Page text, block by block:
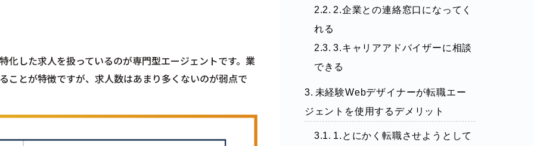
化した求人を扱っているのが専門型エージェントです。業
ことが特徴ですが、求人数はあまり多くないのが弱点で
2.企業との連絡窓口になってく
れる
3.キャリアアドバイザーに相談
できる
未経験Webデザイナーが転職エー
ジェントを使用するデメリット
1.とにかく転職させようとして